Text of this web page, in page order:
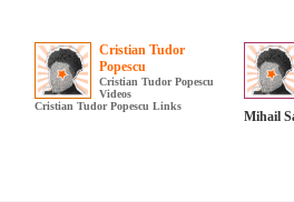
Cristian Tudor
Popescu
Cristian Tudor Popescu
Videos
Cristian Tudor Popescu Links
Mihail